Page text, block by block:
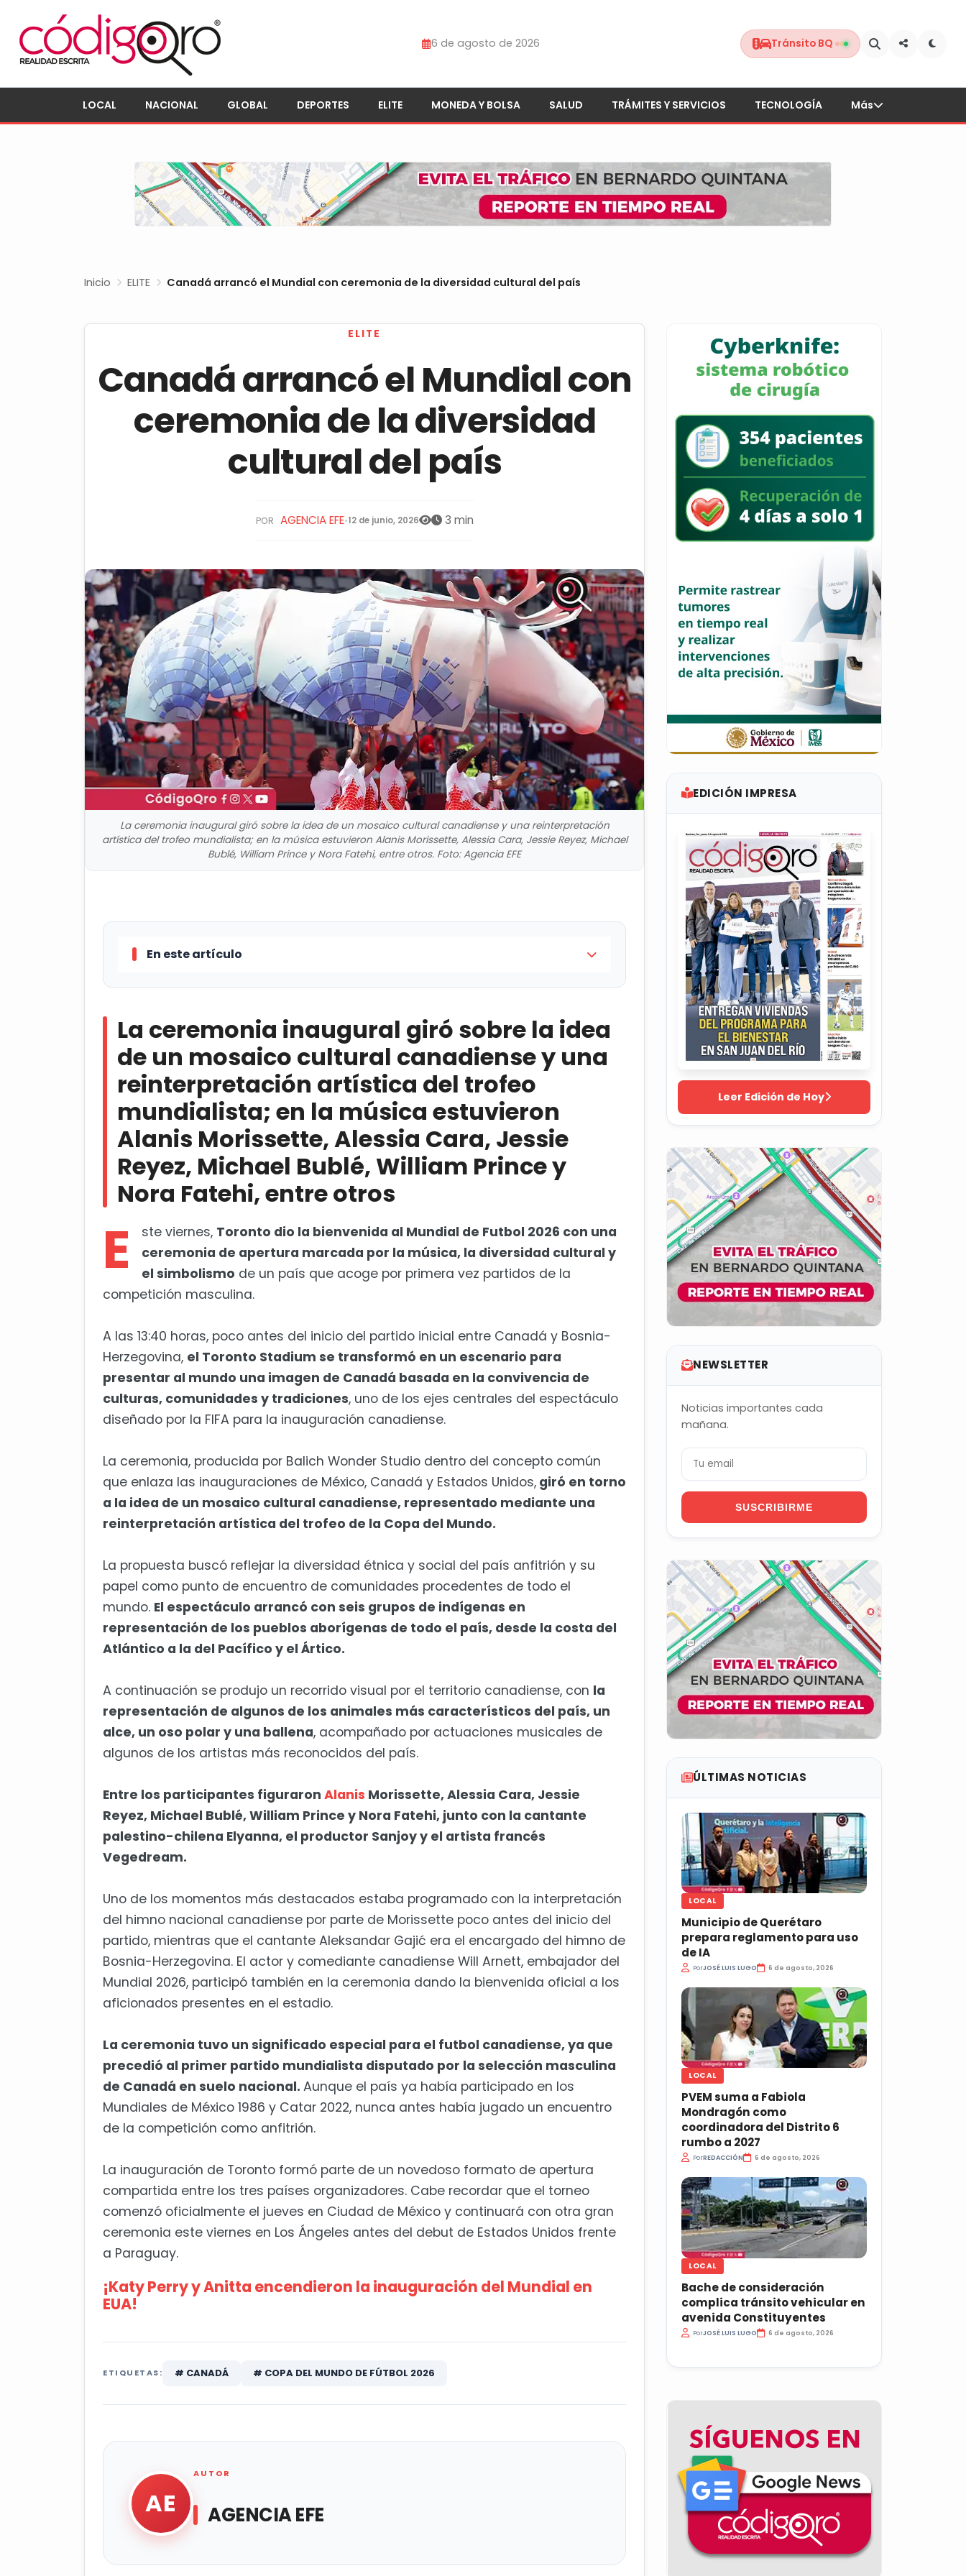
6 de agosto de 2026 Tránsito BQ
LOCAL NACIONAL GLOBAL DEPORTES ELITE MONEDA Y BOLSA SALUD TRÁMITES Y SERVICIOS TECNOLOGÍA Más
Inicio ELITE Canadá arrancó el Mundial con ceremonia de la diversidad cultural del país
ELITE
Canadá arrancó el Mundial con
ceremonia de la diversidad
cultural del país
POR AGENCIA EFE•12 de junio, 2026 3 min
La ceremonia inaugural giró sobre la idea de un mosaico cultural canadiense y una reinterpretación
artística del trofeo mundialista; en la música estuvieron Alanis Morissette, Alessia Cara, Jessie Reyez, Michael
Bublé, William Prince y Nora Fatehi, entre otros. Foto: Agencia EFE
En este artículo
Morissette, Alessia Cara, Jessie Reyez, Michael Bublé, William Prince y Nora Fatehi, entre
¡Katy Perry y Anitta encendieron la inauguración del Mundial en EUA!
La ceremonia inaugural giró sobre la idea
de un mosaico cultural canadiense y una
reinterpretación artística del trofeo
mundialista; en la música estuvieron
Alanis Morissette, Alessia Cara, Jessie
Reyez, Michael Bublé, William Prince y
Nora Fatehi, entre otros
E ste viernes, Toronto dio la bienvenida al Mundial de Futbol 2026 con una
ceremonia de apertura marcada por la música, la diversidad cultural y
el simbolismo de un país que acoge por primera vez partidos de la
competición masculina.
A las 13:40 horas, poco antes del inicio del partido inicial entre Canadá y Bosnia-
Herzegovina, el Toronto Stadium se transformó en un escenario para
presentar al mundo una imagen de Canadá basada en la convivencia de
culturas, comunidades y tradiciones, uno de los ejes centrales del espectáculo
diseñado por la FIFA para la inauguración canadiense.
La ceremonia, producida por Balich Wonder Studio dentro del concepto común
que enlaza las inauguraciones de México, Canadá y Estados Unidos, giró en torno
a la idea de un mosaico cultural canadiense, representado mediante una
reinterpretación artística del trofeo de la Copa del Mundo.
La propuesta buscó reflejar la diversidad étnica y social del país anfitrión y su
papel como punto de encuentro de comunidades procedentes de todo el
mundo. El espectáculo arrancó con seis grupos de indígenas en
representación de los pueblos aborígenas de todo el país, desde la costa del
Atlántico a la del Pacífico y el Ártico.
A continuación se produjo un recorrido visual por el territorio canadiense, con la
representación de algunos de los animales más característicos del país, un
alce, un oso polar y una ballena, acompañado por actuaciones musicales de
algunos de los artistas más reconocidos del país.
Entre los participantes figuraron Alanis Morissette, Alessia Cara, Jessie
Reyez, Michael Bublé, William Prince y Nora Fatehi, junto con la cantante
palestino-chilena Elyanna, el productor Sanjoy y el artista francés
Vegedream.
Uno de los momentos más destacados estaba programado con la interpretación
del himno nacional canadiense por parte de Morissette poco antes del inicio del
partido, mientras que el cantante Aleksandar Gajić era el encargado del himno de
Bosnia-Herzegovina. El actor y comediante canadiense Will Arnett, embajador del
Mundial 2026, participó también en la ceremonia dando la bienvenida oficial a los
aficionados presentes en el estadio.
La ceremonia tuvo un significado especial para el futbol canadiense, ya que
precedió al primer partido mundialista disputado por la selección masculina
de Canadá en suelo nacional. Aunque el país ya había participado en los
Mundiales de México 1986 y Catar 2022, nunca antes había jugado un encuentro
de la competición como anfitrión.
La inauguración de Toronto formó parte de un novedoso formato de apertura
compartida entre los tres países organizadores. Cabe recordar que el torneo
comenzó oficialmente el jueves en Ciudad de México y continuará con otra gran
ceremonia este viernes en Los Ángeles antes del debut de Estados Unidos frente
a Paraguay.
¡Katy Perry y Anitta encendieron la inauguración del Mundial en
EUA!
ETIQUETAS: # CANADÁ # COPA DEL MUNDO DE FÚTBOL 2026
AE
AUTOR
AGENCIA EFE
EDICIÓN IMPRESA
Leer Edición de Hoy
NEWSLETTER
Noticias importantes cada
mañana.
SUSCRIBIRME
ÚLTIMAS NOTICIAS
LOCAL
Municipio de Querétaro
prepara reglamento para uso
de IA
PorJOSÉ LUIS LUGO 6 de agosto, 2026
LOCAL
PVEM suma a Fabiola
Mondragón como
coordinadora del Distrito 6
rumbo a 2027
PorREDACCIÓN 6 de agosto, 2026
LOCAL
Bache de consideración
complica tránsito vehicular en
avenida Constituyentes
PorJOSÉ LUIS LUGO 6 de agosto, 2026